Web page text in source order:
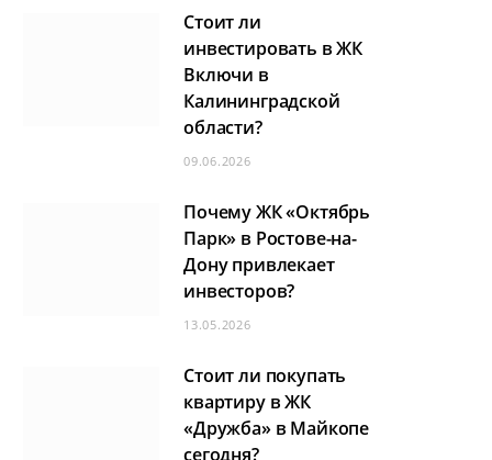
Стоит ли
инвестировать в ЖК
Включи в
Калининградской
области?
09.06.2026
Почему ЖК «Октябрь
Парк» в Ростове-на-
Дону привлекает
инвесторов?
13.05.2026
Стоит ли покупать
квартиру в ЖК
«Дружба» в Майкопе
сегодня?